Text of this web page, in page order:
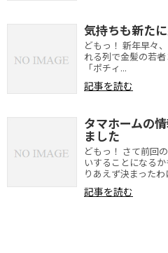
気持ちも新た
どもっ！ 新年早々
れる列で金髪の若者
「ポチィ...
記事を読む
タマホームの
ました
どもっ！ さて前回
いすることになる
りあえず決まったわ
記事を読む